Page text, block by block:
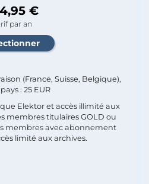
€
par an
(France, Suisse, Belgique),
: 25 EUR
Elektor et accès illimité aux
membres titulaires GOLD ou
membres avec abonnement
limité aux archives.